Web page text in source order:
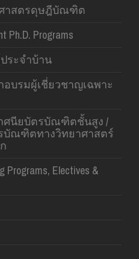
าสตรดุษฎีบัณฑิต
Ph.D. Programs
ระจำบ้าน
บรมผู้เชี่ยวชาญเฉพาะ
ศนียบัตรบัณฑิตชั้นสูง /
บัณฑิตทางวิทยาศาสตร์
Programs, Electives &